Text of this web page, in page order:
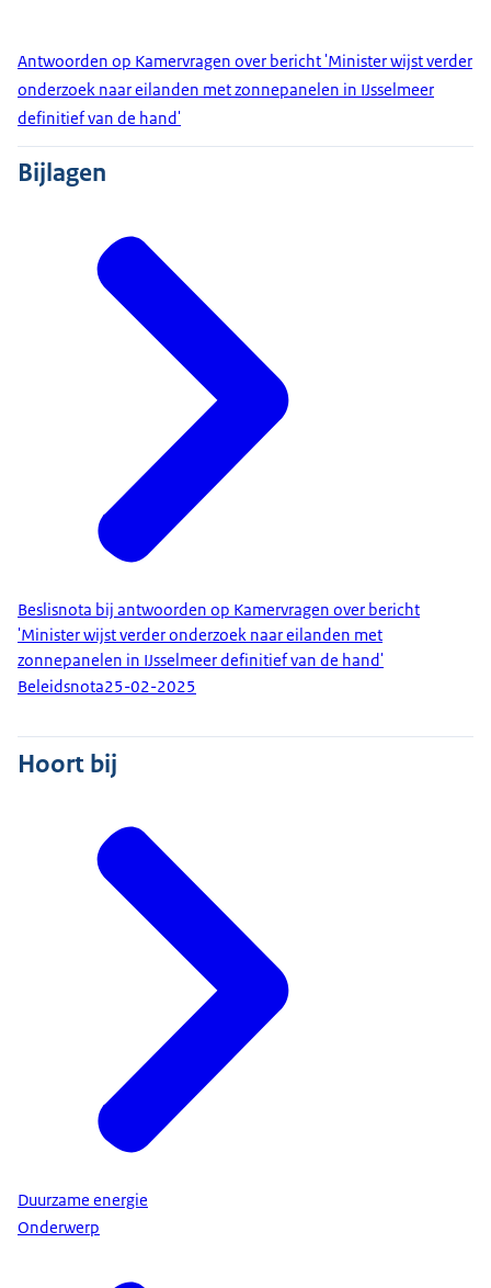
Antwoorden op Kamervragen over bericht 'Minister wijst verder
onderzoek naar eilanden met zonnepanelen in IJsselmeer
definitief van de hand'
Bijlagen
Beslisnota bij antwoorden op Kamervragen over bericht
'Minister wijst verder onderzoek naar eilanden met
zonnepanelen in IJsselmeer definitief van de hand'
Beleidsnota25-02-2025
Hoort bij
Duurzame energie
Onderwerp